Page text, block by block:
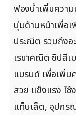
ฟองน้ำเพิ่มควา
นุ่มด้านหน้าเพื่อ
ประณีต รวมถึงอ
เรขาคณิต ซิปสี
แบรนด์ เพื่อเพิ่ม
สวย แข็งแรง ใช้
แท็บเล็ต, อุปกร